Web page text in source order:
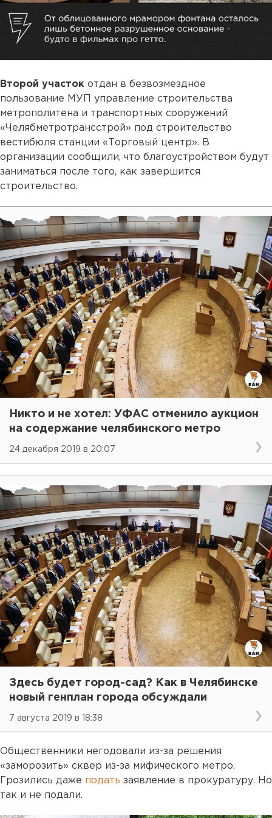
Второй участок отдан в безвозмездное
пользование МУП управление строительства
метрополитена и транспортных сооружений
«Челябметротрансстрой» под строительство
вестибюля станции «Торговый центр». В
организации сообщили, что благоустройством будут
заниматься после того, как завершится
строительство.
Никто и не хотел: УФАС отменило аукцион
на содержание челябинского метро
24 декабря 2019 в 20:07
Здесь будет город-сад? Как в Челябинске
новый генплан города обсуждали
7 августа 2019 в 18:38
Общественники негодовали из-за решения
«заморозить» сквер из-за мифического метро.
Грозились даже подать заявление в прокуратуру. Но
так и не подали.